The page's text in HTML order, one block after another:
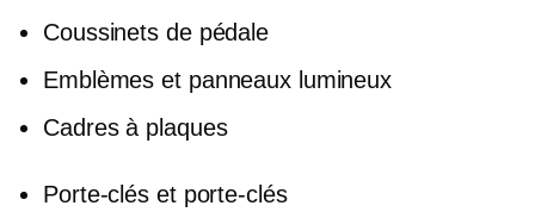
Coussinets de pédale
Emblèmes et panneaux lumineux
Cadres à plaques
Porte-clés et porte-clés